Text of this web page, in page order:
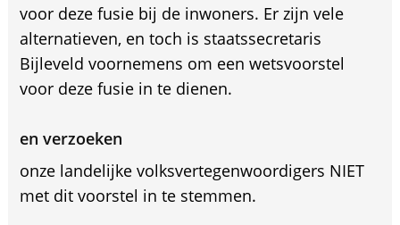
voor deze fusie bij de inwoners. Er zijn vele
alternatieven, en toch is staatssecretaris
Bijleveld voornemens om een wetsvoorstel
voor deze fusie in te dienen.
en verzoeken
onze landelijke volksvertegenwoordigers NIET
met dit voorstel in te stemmen.